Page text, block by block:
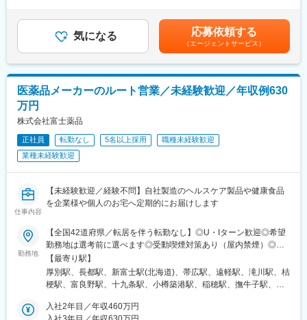
【変更の範囲：会社の定める業務】
■入社後の研修について：
導入研修・OJTを通じて仕事を学びます。入社後2～3カ月間は
ごとで開催されており継続的にフォローをする体制も整っている
他、社風としても社員同士で助け合う風土がありますので業界未
■組織構成：
営業は4部門に分かれていますが、今回は脳神経外科製品（電気メ
ス、圧可変式シャントバルブ等）の担当となります。
■同社の魅力
宅ケア、手術室設備、外科系製品、産婦人科製品など、幅広い商
品群を持ちます。
日本における最先端医療機器の輸入商社として国内トップシェア
の製品を持ち、海外グループ会社による世界規模(アメリカ、フラ
ンス、イタリア、スイス等)の事業展開を行なっています。社会貢
献性が高く、安定している医療業界かつ日本の歴史あるグローバ
ル企業という非常に珍しい同社にて力を存分に発揮して頂きたい
【商社、メーカー双方の機能が強み】
海外の優れた医療機器を輸入し販売する商社機能のみならず、自
経験・スキル考慮の上決定します。賃金はあくまでも目安の金額
であり、選考を通じて上下する可能性があります。月給(月額)は固
定手当を含めた表記です。
気になる 応募依頼する
（エージェントサービス）
医薬品メーカーのルート営業／未経験歓迎／年収例630
万円
株式会社富士薬品
正社員 転勤なし 5名以上採用
職種未経験歓迎
業種未経験歓迎
仕事内容
【未経験歓迎／経験不問】自社製造のヘルスケア製品や健康食品
を企業様や個人のお宅へ定期的にお届けします
勤務地
【全国42道府県／転居を伴う転勤なし】◎U・Iターン歓迎◎希望
勤務地は選考前に選べます◎受動喫煙対策あり（屋内禁煙）◎オ
ンライン面接実施中■北海道・東北北海道／青森／岩手／秋田／山
形／福島■関東茨城／栃木／群馬／神奈川／埼玉／千葉■北陸・甲
信越新潟／富山／石川／福井／長野／山梨■東海静岡／愛知／三重
広島／島根／岡山／山口／徳島／愛媛／香川■九州・沖縄福岡／大
【最寄り駅】
厚別駅、長都駅、新富士駅(北海道)、帯広駅、遠軽駅、滝川駅、桔
梗駅、富良野駅、十九条駅、小樽築港駅、稲穂駅、撫牛子駅、羽
鹿島神宮駅、大宝駅、土浦駅、後台駅、黒磯駅、上今市駅、渋川
入社2年目／年収460万円